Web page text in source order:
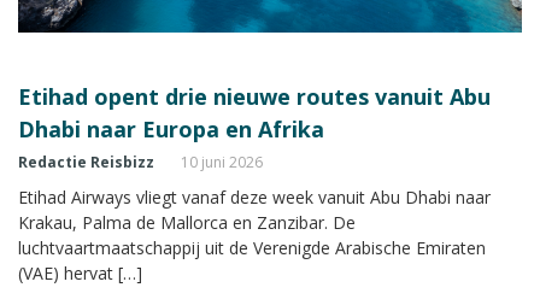
Etihad opent drie nieuwe routes vanuit Abu
Dhabi naar Europa en Afrika
Redactie Reisbizz 10 juni 2026
Etihad Airways vliegt vanaf deze week vanuit Abu Dhabi naar
Krakau, Palma de Mallorca en Zanzibar. De
luchtvaartmaatschappij uit de Verenigde Arabische Emiraten
(VAE) hervat […]